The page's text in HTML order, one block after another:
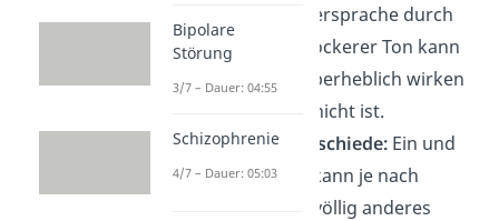
auch seine Körpersprache durch
diese Brille. Ein lockerer Ton kann
dann plötzlich überheblich wirken
— obwohl er es nicht ist.
Kulturelle Unterschiede:Ein und
dasselbe Signal kann je nach
Herkunft etwas völlig anderes
Bipolare
Störung
3/7 – Dauer: 04:55
Schizophrenie
4/7 – Dauer: 05:03